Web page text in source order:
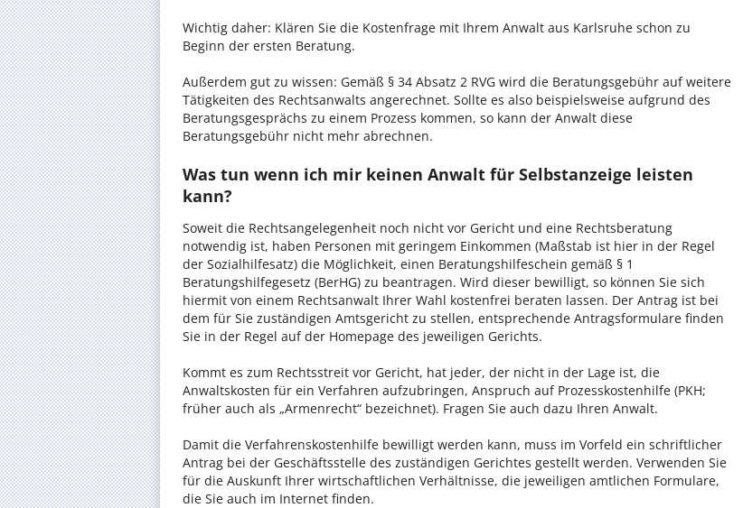
Wichtig daher: Klären Sie die Kostenfrage mit Ihrem Anwalt aus Karlsruhe schon zu
Beginn der ersten Beratung.
Außerdem gut zu wissen: Gemäß § 34 Absatz 2 RVG wird die Beratungsgebühr auf weitere
Tätigkeiten des Rechtsanwalts angerechnet. Sollte es also beispielsweise aufgrund des
Beratungsgesprächs zu einem Prozess kommen, so kann der Anwalt diese
Beratungsgebühr nicht mehr abrechnen.
Was tun wenn ich mir keinen Anwalt für Selbstanzeige leisten
kann?
Soweit die Rechtsangelegenheit noch nicht vor Gericht und eine Rechtsberatung
notwendig ist, haben Personen mit geringem Einkommen (Maßstab ist hier in der Regel
der Sozialhilfesatz) die Möglichkeit, einen Beratungshilfeschein gemäß § 1
Beratungshilfegesetz (BerHG) zu beantragen. Wird dieser bewilligt, so können Sie sich
hiermit von einem Rechtsanwalt Ihrer Wahl kostenfrei beraten lassen. Der Antrag ist bei
dem für Sie zuständigen Amtsgericht zu stellen, entsprechende Antragsformulare finden
Sie in der Regel auf der Homepage des jeweiligen Gerichts.
Kommt es zum Rechtsstreit vor Gericht, hat jeder, der nicht in der Lage ist, die
Anwaltskosten für ein Verfahren aufzubringen, Anspruch auf Prozesskostenhilfe (PKH;
früher auch als „Armenrecht“ bezeichnet). Fragen Sie auch dazu Ihren Anwalt.
Damit die Verfahrenskostenhilfe bewilligt werden kann, muss im Vorfeld ein schriftlicher
Antrag bei der Geschäftsstelle des zuständigen Gerichtes gestellt werden. Verwenden Sie
für die Auskunft Ihrer wirtschaftlichen Verhältnisse, die jeweiligen amtlichen Formulare,
die Sie auch im Internet finden.